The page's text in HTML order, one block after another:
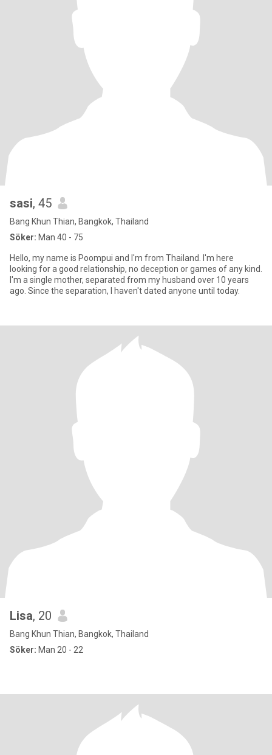
sasi, 45
Bang Khun Thian, Bangkok, Thailand
Söker: Man 40 - 75
Hello, my name is Poompui and I'm from Thailand. I'm here
looking for a good relationship, no deception or games of any kind.
I'm a single mother, separated from my husband over 10 years
ago. Since the separation, I haven't dated anyone until today.
Lisa, 20
Bang Khun Thian, Bangkok, Thailand
Söker: Man 20 - 22